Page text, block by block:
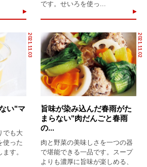
です。せいろを使っ...
2021.11.03
い"マ
でも大
使った
す。
2021.11.02
旨味が染み込んだ春雨がた
まらない"肉だんごと春雨
の...
肉と野菜の美味しさを一つの器
で堪能できる一品です。スープ
よりも濃厚に旨味が楽しめる、